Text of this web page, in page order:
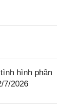
hình phân
7/2026